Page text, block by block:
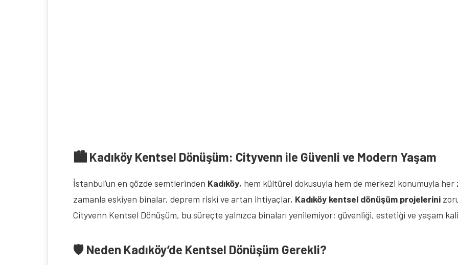
🏙️ Kadıköy Kentsel Dönüşüm: Cityvenn ile Güvenli ve Modern Yaşam
İstanbul’un en gözde semtlerinden Kadıköy, hem kültürel dokusuyla hem de merkezi konumuyla
zamanla eskiyen binalar, deprem riski ve artan ihtiyaçlar, Kadıköy kentsel dönüşüm projelerini
Cityvenn Kentsel Dönüşüm, bu süreçte yalnızca binaları yenilemiyor; güvenliği, estetiği ve yaşam
🛡️ Neden Kadıköy’de Kentsel Dönüşüm Gerekli?